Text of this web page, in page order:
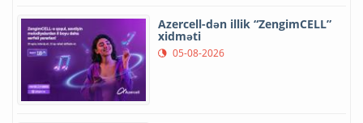
Azercell-dən illik “ZengimCELL”
xidməti
05-08-2026